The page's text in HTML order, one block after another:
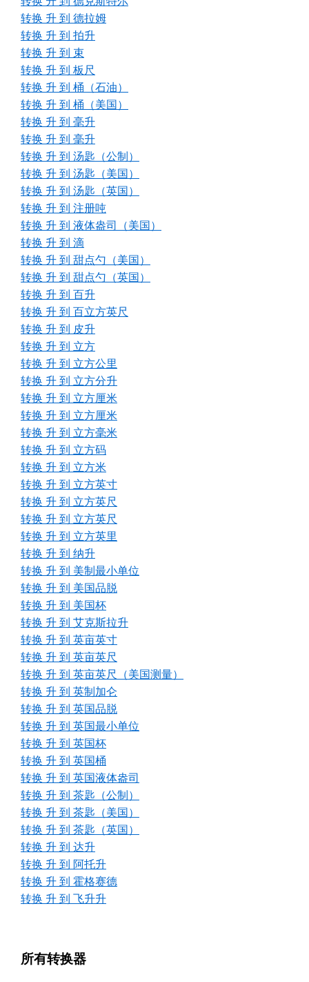
转换 升 到 德拉姆
转换 升 到 拍升
转换 升 到 束
转换 升 到 板尺
转换 升 到 桶（石油）
转换 升 到 桶（美国）
转换 升 到 毫升
转换 升 到 毫升
转换 升 到 汤匙（公制）
转换 升 到 汤匙（美国）
转换 升 到 汤匙（英国）
转换 升 到 注册吨
转换 升 到 液体盎司（美国）
转换 升 到 滴
转换 升 到 甜点勺（美国）
转换 升 到 甜点勺（英国）
转换 升 到 百升
转换 升 到 百立方英尺
转换 升 到 皮升
转换 升 到 立方
转换 升 到 立方公里
转换 升 到 立方分升
转换 升 到 立方厘米
转换 升 到 立方厘米
转换 升 到 立方毫米
转换 升 到 立方码
转换 升 到 立方米
转换 升 到 立方英寸
转换 升 到 立方英尺
转换 升 到 立方英尺
转换 升 到 立方英里
转换 升 到 纳升
转换 升 到 美制最小单位
转换 升 到 美国品脱
转换 升 到 美国杯
转换 升 到 艾克斯拉升
转换 升 到 英亩英寸
转换 升 到 英亩英尺
转换 升 到 英亩英尺（美国测量）
转换 升 到 英制加仑
转换 升 到 英国品脱
转换 升 到 英国最小单位
转换 升 到 英国杯
转换 升 到 英国桶
转换 升 到 英国液体盎司
转换 升 到 茶匙（公制）
转换 升 到 茶匙（美国）
转换 升 到 茶匙（英国）
转换 升 到 达升
转换 升 到 阿托升
转换 升 到 霍格赛德
转换 升 到 飞升升
所有转换器